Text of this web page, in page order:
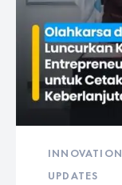
INNOVATION
UPDATES